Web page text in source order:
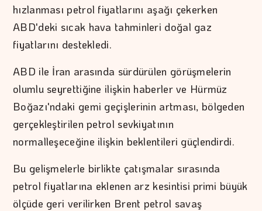
hızlanması petrol fiyatlarını aşağı çekerken
ABD'deki sıcak hava tahminleri doğal gaz
fiyatlarını destekledi.
ABD ile İran arasında sürdürülen görüşmelerin
olumlu seyrettiğine ilişkin haberler ve Hürmüz
Boğazı'ndaki gemi geçişlerinin artması, bölgeden
gerçekleştirilen petrol sevkiyatının
normalleşeceğine ilişkin beklentileri güçlendirdi.
Bu gelişmelerle birlikte çatışmalar sırasında
petrol fiyatlarına eklenen arz kesintisi primi büyük
ölçüde geri verilirken Brent petrol savaş